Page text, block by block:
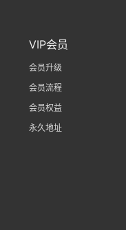
VIP会员
会员升级
会员流程
会员权益
永久地址